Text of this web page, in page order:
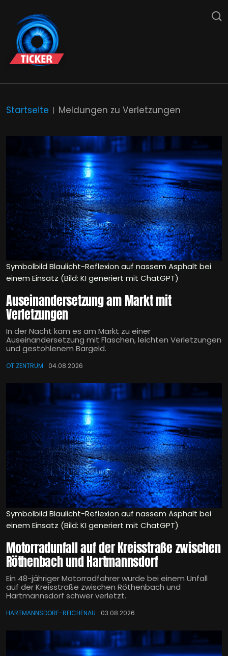
Startseite Meldungen zu Verletzungen
Symbolbild Blaulicht-Reflexion auf nassem Asphalt bei
einem Einsatz (Bild: KI generiert mit ChatGPT)
Auseinandersetzung am Markt mit
Verletzungen
In der Nacht kam es am Markt zu einer
Auseinandersetzung mit Flaschen, leichten Verletzungen
und gestohlenem Bargeld.
OT ZENTRUM 04.08.2026
Symbolbild Blaulicht-Reflexion auf nassem Asphalt bei
einem Einsatz (Bild: KI generiert mit ChatGPT)
Motorradunfall auf der Kreisstraße zwischen
Röthenbach und Hartmannsdorf
Ein 48-jähriger Motorradfahrer wurde bei einem Unfall
auf der Kreisstraße zwischen Röthenbach und
Hartmannsdorf schwer verletzt.
HARTMANNSDORF-REICHENAU 03.08.2026